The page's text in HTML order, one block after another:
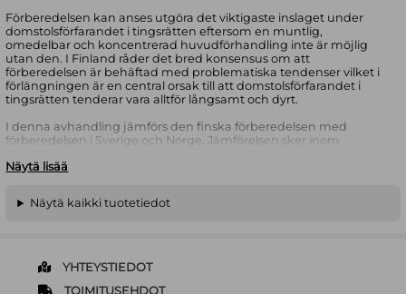
Förberedelsen kan anses utgöra det viktigaste inslaget under
domstolsförfarandet i tingsrätten eftersom en muntlig,
omedelbar och koncentrerad huvudförhandling inte är möjlig
utan den. I Finland råder det bred konsensus om att
förberedelsen är behäftad med problematiska tendenser vilket i
förlängningen är en central orsak till att domstolsförfarandet i
tingsrätten tenderar vara alltför långsamt och dyrt.
I denna avhandling jämförs den finska förberedelsen med
förberedelsen i Sverige och Norge. Jämförelsen sker inom
jämförelsen är att analysera ländernas tillvägagångssätt vid
förespråkas i den samarbetsprincip som betonas i ELI/UNIDROIT:s
modellregler för dispositiva tvistemål. Jämförelsen med Sverige
planmässigt tillvägagångssätt skulle göra den finska
förberedelsen snabbare och till en mer kompakt helhet. Det
argumenteras vidare för att ett införande av en skyldighet för
Näytä lisää
Näytä kaikki tuotetiedot
YHTEYSTIEDOT
TOIMITUSEHDOT